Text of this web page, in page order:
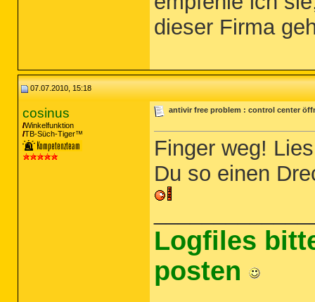
dieser Firma
07.07.2010, 15:18
cosinus
Winkelfunktion
TB-Süch-Tiger™
antivir free problem : control center
Finger weg!
Du so einen
Logfiles
posten